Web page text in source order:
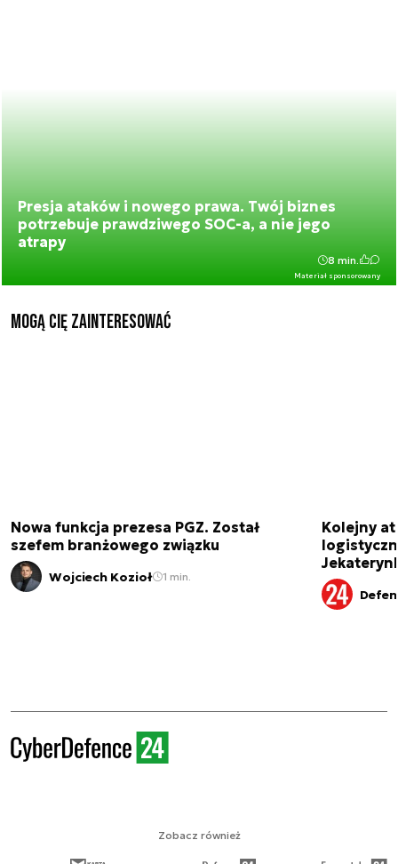
Presja ataków i nowego prawa. Twój biznes
potrzebuje prawdziwego SOC-a, a nie jego
atrapy
Materiał sponsorowany
8 min.
Mogą Cię zainteresować
Nowa funkcja prezesa PGZ. Został
szefem branżowego związku
Wojciech Kozioł 1 min.
Kolejny
Zobacz również